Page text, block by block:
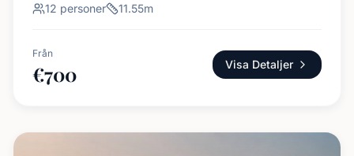
12 personer 11.55m
Från
€700 Visa Detaljer